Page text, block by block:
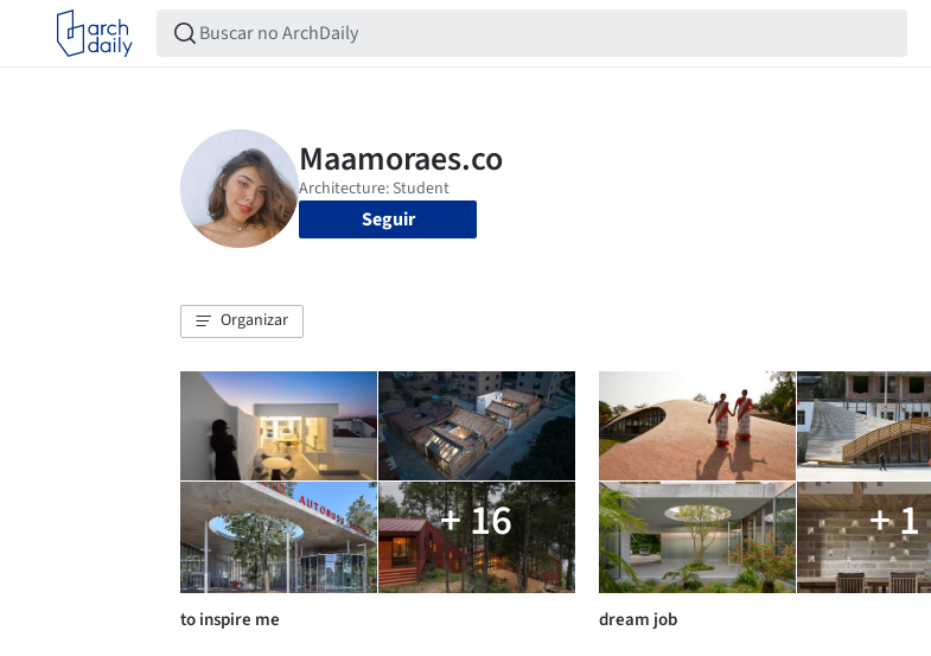
Seguir
Organizar
+ 16
to inspire me
+ 1
dream job